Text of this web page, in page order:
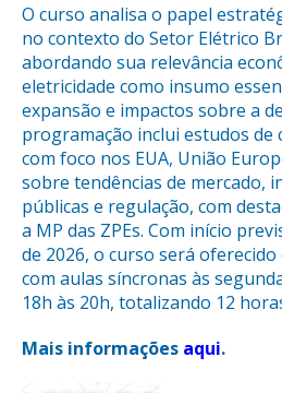
O curso analisa o papel
no contexto do Setor Elétrico
abordando sua relevância
eletricidade como insumo
expansão e impactos sobre a
programação inclui estudos de
com foco nos EUA, União
sobre tendências de mercado,
públicas e regulação, com
a MP das ZPEs. Com início
de 2026, o curso será
com aulas síncronas às
18h às 20h, totalizando 12
Mais informações aqui.